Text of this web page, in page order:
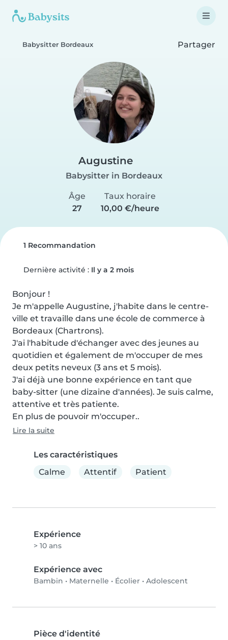
Babysitter Bordeaux Partager
Augustine
Babysitter in Bordeaux
Âge
27
Taux horaire
10,00 €/heure
1 Recommandation
Dernière activité : Il y a 2 mois
Bonjour !
Je m'appelle Augustine, j'habite dans le centre-
ville et travaille dans une école de commerce à
Bordeaux (Chartrons).
J'ai l'habitude d'échanger avec des jeunes au
quotidien et également de m'occuper de mes
deux petits neveux (3 ans et 5 mois).
J'ai déjà une bonne expérience en tant que
baby-sitter (une dizaine d'années). Je suis calme,
attentive et très patiente.
En plus de pouvoir m'occuper..
Lire la suite
Les caractéristiques
Calme
Attentif Patient
Expérience
> 10 ans
Expérience avec
Bambin • Maternelle • Écolier • Adolescent
Pièce d'identité